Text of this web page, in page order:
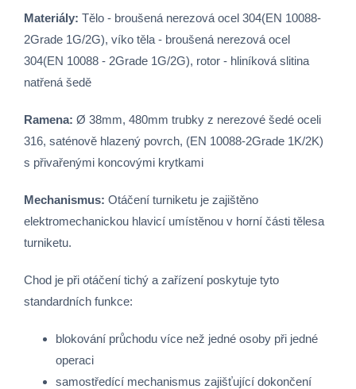
Materiály: Tělo - broušená nerezová ocel 304(EN 10088-
2Grade 1G/2G), víko těla - broušená nerezová ocel
304(EN 10088 - 2Grade 1G/2G), rotor - hliníková slitina
natřená šedě
Ramena: Ø 38mm, 480mm trubky z nerezové šedé oceli
316, saténově hlazený povrch, (EN 10088-2Grade 1K/2K)
s přivařenými koncovými krytkami
Mechanismus: Otáčení turniketu je zajištěno
elektromechanickou hlavicí umístěnou v horní části tělesa
turniketu.
Chod je při otáčení tichý a zařízení poskytuje tyto
standardních funkce:
blokování průchodu více než jedné osoby při jedné
operaci
samostředící mechanismus zajišťující dokončení